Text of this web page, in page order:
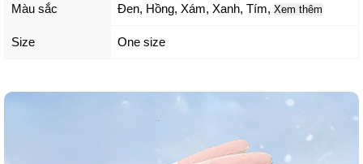
Màu sắc Đen, Hồng, Xám, Xanh, Tím, Xem thêm
Size One size